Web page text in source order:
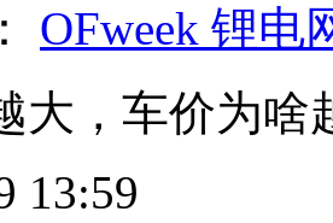
OFweek 锂电
大，车价为啥
13:59